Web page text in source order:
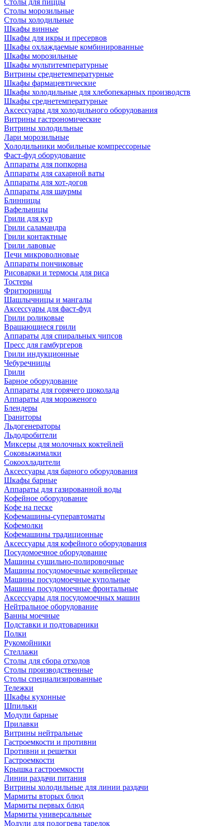
Столы для пиццы
Столы морозильные
Столы холодильные
Шкафы винные
Шкафы для икры и пресервов
Шкафы охлаждаемые комбинированные
Шкафы морозильные
Шкафы мультитемпературные
Витрины среднетемпературные
Шкафы фармацевтические
Шкафы холодильные для хлебопекарных производств
Шкафы среднетемпературные
Аксессуары для холодильного оборудования
Витрины гастрономические
Витрины холодильные
Лари морозильные
Холодильники мобильные компрессорные
Фаст-фуд оборудование
Аппараты для попкорна
Аппараты для сахарной ваты
Аппараты для хот-догов
Аппараты для шаурмы
Блинницы
Вафельницы
Грили для кур
Грили саламандра
Грили контактные
Грили лавовые
Печи микроволновые
Аппараты пончиковые
Рисоварки и термосы для риса
Тостеры
Фритюрницы
Шашлычницы и мангалы
Аксессуары для фаст-фуд
Грили роликовые
Вращающиеся грили
Аппараты для спиральных чипсов
Пресс для гамбургеров
Грили индукционные
Чебуречницы
Грили
Барное оборудование
Аппараты для горячего шоколада
Аппараты для мороженого
Блендеры
Граниторы
Льдогенераторы
Льдодробители
Миксеры для молочных коктейлей
Соковыжималки
Сокоохладители
Аксессуары для барного оборудования
Шкафы барные
Аппараты для газированной воды
Кофейное оборудование
Кофе на песке
Кофемашины-суперавтоматы
Кофемолки
Кофемашины традиционные
Аксессуары для кофейного оборудования
Посудомоечное оборудование
Машины сушильно-полировочные
Машины посудомоечные конвейерные
Машины посудомоечные купольные
Машины посудомоечные фронтальные
Аксессуары для посудомоечных машин
Нейтральное оборудование
Ванны моечные
Подставки и подтоварники
Полки
Рукомойники
Стеллажи
Столы для сбора отходов
Столы производственные
Столы специализированные
Тележки
Шкафы кухонные
Шпильки
Модули барные
Прилавки
Витрины нейтральные
Гастроемкости и противни
Противни и решетки
Гастроемкости
Крышка гастроемкости
Линии раздачи питания
Витрины холодильные для линии раздачи
Мармиты вторых блюд
Мармиты первых блюд
Мармиты универсальные
Модули для подогрева тарелок